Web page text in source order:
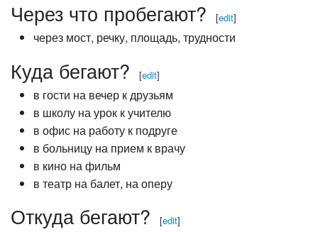
Через что пробегают? [edit]
через мост, речку, площадь, трудности
Куда бегают? [edit]
в гости на вечер к друзьям
в школу на урок к учителю
в офис на работу к подруге
в больницу на прием к врачу
в кино на фильм
в театр на балет, на оперу
Откуда бегают? [edit]